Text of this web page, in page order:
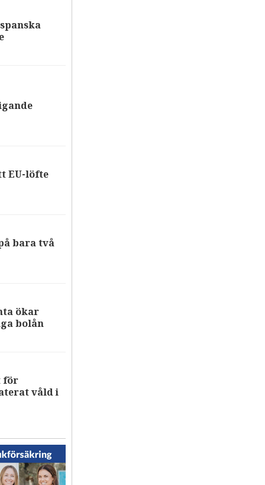
EU-löfte
bara två
ökar
bolån
för
våld i